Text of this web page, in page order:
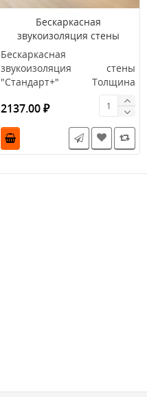
Бескаркасная
звукоизоляция стены
"Стандарт+"
Бескаркасная
звукоизоляция стены
"Стандарт+" Толщина
системы - 31 мм , RW = 59-
61 ..
2137.00 ₽